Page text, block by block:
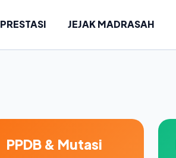
PRESTASI JEJAK MADRASAH
PPDB & Mutasi